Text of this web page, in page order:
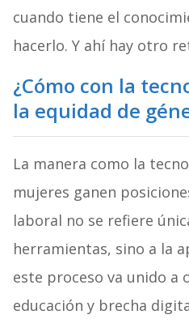
cuando tiene el
hacerlo. Y ahí hay otro
¿Cómo con la
la equidad de
La manera como la
mujeres ganen
laboral no se refiere
herramientas, sino a la
este proceso va unido a
educación y brecha